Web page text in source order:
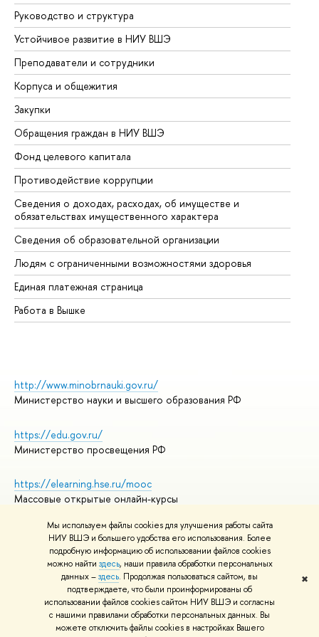
Мы используем файлы cookies для улучшения работы сайта
НИУ ВШЭ и большего удобства его использования. Более
подробную информацию об использовании файлов cookies
можно найти здесь, наши правила обработки персональных
данных –здесь. Продолжая пользоваться сайтом, вы
подтверждаете, что были проинформированы об
использовании файлов cookies сайтом НИУ ВШЭ и согласны
с нашими правилами обработки персональных данных. Вы
можете отключить файлы cookies в настройках Вашего
✖
Руководство и структура
Устойчивое развитие в НИУ ВШЭ
Преподаватели и сотрудники
Корпуса и общежития
Закупки
Обращения граждан в НИУ ВШЭ
Фонд целевого капитала
Противодействие коррупции
Сведения о доходах, расходах, об имуществе и
обязательствах имущественного характера
Сведения об образовательной организации
Людям с ограниченными возможностями здоровья
Единая платежная страница
Работа в Вышке
http://www.minobrnauki.gov.ru/
Министерство науки и высшего образования РФ
https://edu.gov.ru/
Министерство просвещения РФ
https://elearning.hse.ru/mooc
Массовые открытые онлайн-курсы
© НИУ ВШЭ 1993–2026
Адреса и контакты
Условия использования материалов
Политика конфиденциальности
Правила применения рекомендательных технологий в НИУ ВШЭ
Карта сайта